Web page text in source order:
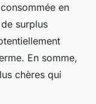
en
surplus
En somme,
chères qui